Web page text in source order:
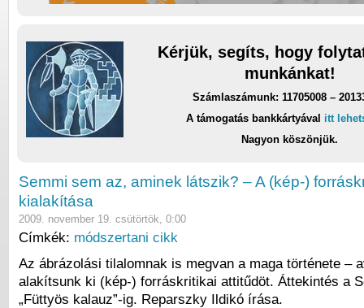
Kérjük, segíts, hogy
munkánkat!
Számlaszámunk: 11705008 –
A támogatás bankkártyával itt
Nagyon köszönjük.
Semmi sem az, aminek látszik? – A (kép-)
kialakítása
2009. november 19. csütörtök, 0:00
Címkék: módszertani cikk
Az ábrázolási tilalomnak is megvan a maga története –
alakítsunk ki (kép-) forráskritikai attitűdöt. Áttekintés a
„Füttyös kalauz”-ig. Reparszky Ildikó írása.